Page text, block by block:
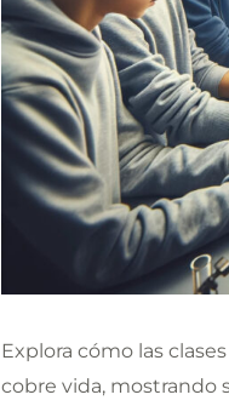
Explora cómo las
cobre vida, mostrando